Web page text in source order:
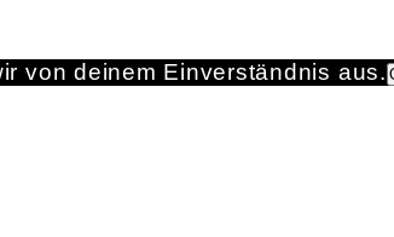
von deinem Einverständnis aus.